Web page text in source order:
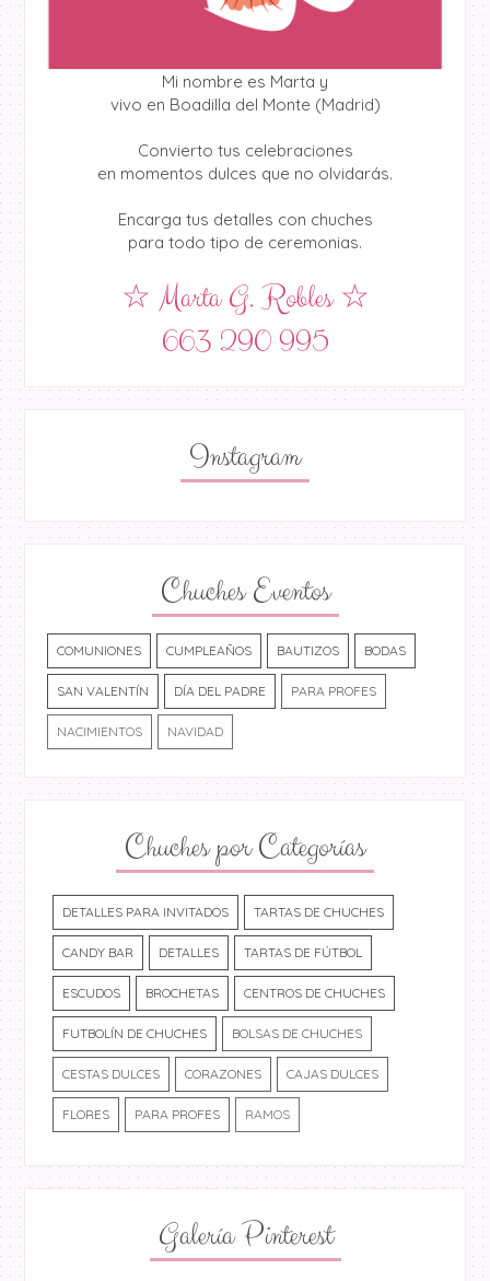
Mi nombre es Marta y
vivo en Boadilla del Monte (Madrid)
Convierto tus celebraciones
en momentos dulces que no olvidarás.
Encarga tus detalles con chuches
para todo tipo de ceremonias.
☆ Marta G. Robles ☆
663 290 995
Instagram
Chuches Eventos
COMUNIONES CUMPLEAÑOS BAUTIZOS BODAS
SAN VALENTÍN DÍA DEL PADRE PARA PROFES
NACIMIENTOS NAVIDAD
Chuches por Categorías
DETALLES PARA INVITADOS TARTAS DE CHUCHES
CANDY BAR DETALLES TARTAS DE FÚTBOL
ESCUDOS BROCHETAS CENTROS DE CHUCHES
FUTBOLÍN DE CHUCHES BOLSAS DE CHUCHES
CESTAS DULCES CORAZONES CAJAS DULCES
FLORES PARA PROFES RAMOS
Galería Pinterest